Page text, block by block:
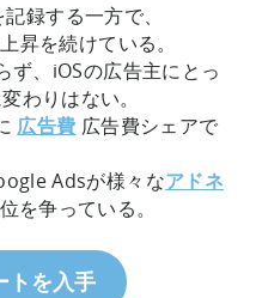
録する一方で、
昇を続けている。
ず、iOSの広告主にとっ
わりはない。
広告費 広告費シェアで
Adsが様々なアドネ
を争っている。
トを入手